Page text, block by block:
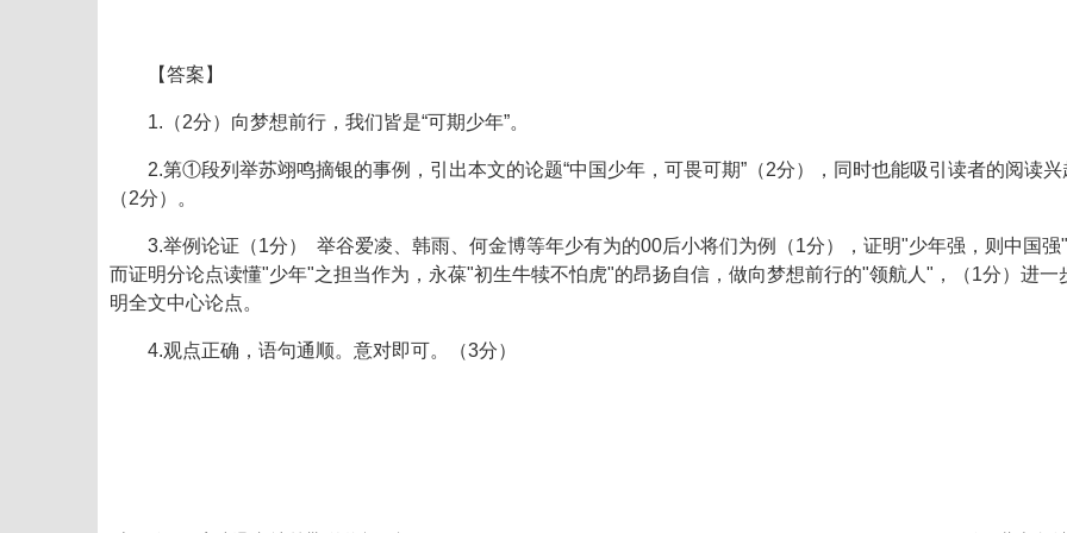
【答案】
1.（2分）向梦想前行，我们皆是“可期少年”。
2.第①段列举苏翊鸣摘银的事例，引出本文的论题“中国少年，可畏可期”（2分），同时也能吸引读者的阅读兴
（2分）。
3.举例论证（1分） 举谷爱凌、韩雨、何金博等年少有为的00后小将们为例（1分），证明"少年强，则中国强
而证明分论点读懂"少年"之担当作为，永葆"初生牛犊不怕虎"的昂扬自信，做向梦想前行的"领航人"，（1分）进一
明全文中心论点。
4.观点正确，语句通顺。意对即可。（3分）